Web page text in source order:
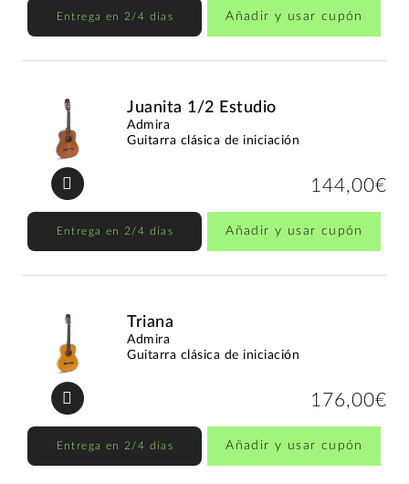
Entrega en 2/4 días Añadir y usar cupón
Juanita 1/2 Estudio
Admira
Guitarra clásica de iniciación
144,00€
Entrega en 2/4 días Añadir y usar cupón
Triana
Admira
Guitarra clásica de iniciación
176,00€
Entrega en 2/4 días Añadir y usar cupón